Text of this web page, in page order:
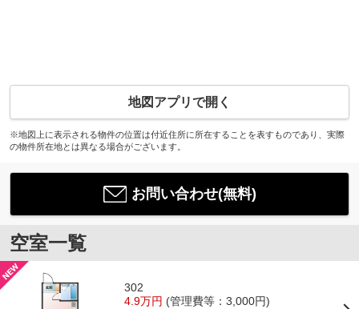
地図アプリで開く
※地図上に表示される物件の位置は付近住所に所在することを表すものであり、実際
の物件所在地とは異なる場合がございます。
お問い合わせ(無料)
空室一覧
302
4.9万円 (管理費等：3,000円)